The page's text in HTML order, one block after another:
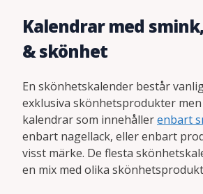
Kalendrar med
& skönhet
En skönhetskalender består
exklusiva skönhetsprodukter
kalendrar som innehållerenbart
enbart nagellack, eller enbart
visst märke. De flesta
en mix med olika